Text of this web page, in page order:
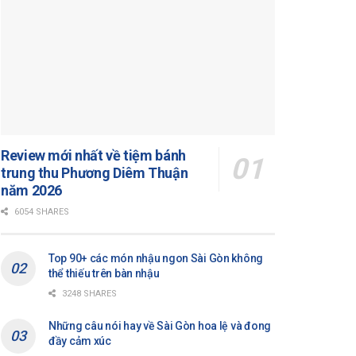
Review mới nhất về tiệm bánh
trung thu Phương Diêm Thuận
năm 2026
6054 SHARES
Top 90+ các món nhậu ngon Sài Gòn không
thể thiếu trên bàn nhậu
3248 SHARES
Những câu nói hay về Sài Gòn hoa lệ và đong
đầy cảm xúc